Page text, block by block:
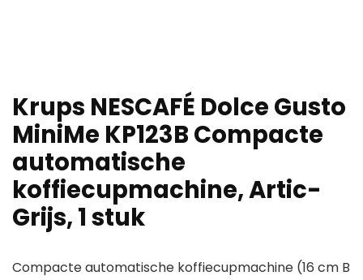
Krups NESCAFÉ Dolce Gusto
MiniMe KP123B Compacte
automatische
koffiecupmachine, Artic-
Grijs, 1 stuk
Compacte automatische koffiecupmachine (16 cm B